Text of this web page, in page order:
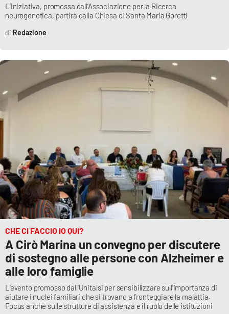
EDIZIONI
LOCALI
Crotone
Vibo Valentia
Cosenza
Lamezia Terme
PROGETTI
SPECIALI
Buona Sanità Calabria
LA
CALABRIAVISIONE
Destinazioni
L’iniziativa, promossa dall’Associazione per la Ricerca
neurogenetica, partirà dalla Chiesa di Santa Maria Goretti
Redazione
CHE CI FACCIO IO QUI?
A Cirò Marina un convegno per discutere
di sostegno alle persone con Alzheimer e
alle loro famiglie
L’evento promosso dall’Unitalsi per sensibilizzare sull’importanza di
aiutare i nuclei familiari che si trovano a fronteggiare la malattia.
Focus anche sulle strutture di assistenza e il ruolo delle istituzioni